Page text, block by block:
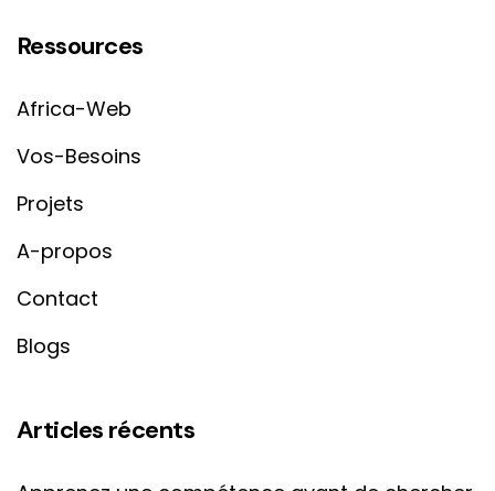
Ressources
Africa-Web
Vos-Besoins
Projets
A-propos
Contact
Blogs
Articles récents